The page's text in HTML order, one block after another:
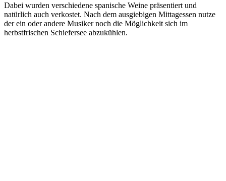
Dabei wurden verschiedene spanische Weine präsentiert und
natürlich auch verkostet. Nach dem ausgiebigen Mittagessen nutze
der ein oder andere Musiker noch die Möglichkeit sich im
herbstfrischen Schiefersee abzukühlen.